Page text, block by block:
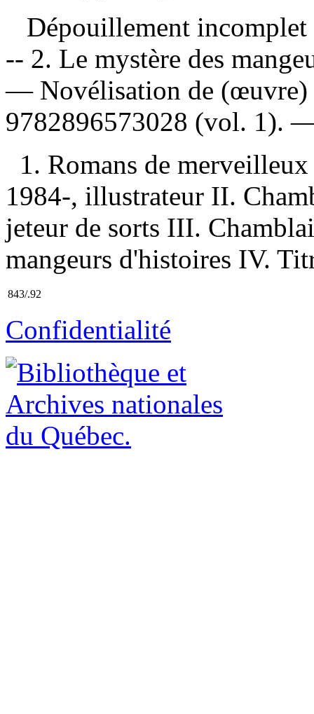
Dépouillement
-- 2. Le mystère des
— Novélisation de
9782896573028 (vol. 1).
1. Romans de
1984-, illustrateur II.
jeteur de sorts III.
mangeurs d'histoires IV.
843/.92
Confidentialité